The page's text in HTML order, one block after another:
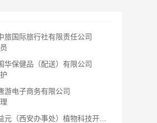
旅国际旅行社有限责任公司
华保健品（配送）有限公司
游电子商务有限公司
· 杨凌益元（西安办事处）植物科技开发有限公